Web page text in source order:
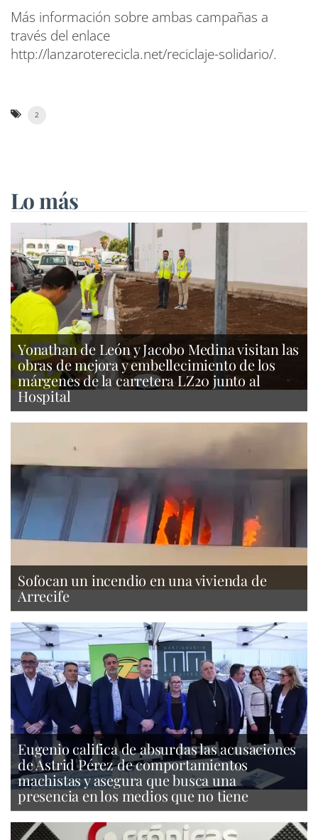
Más información sobre ambas campañas a
través del enlace
http://lanzaroterecicla.net/reciclaje-solidario/.
2
Lo más
Yonathan de León y Jacobo Medina visitan las
obras de mejora y embellecimiento de los
márgenes de la carretera LZ20 junto al
Hospital
Sofocan un incendio en una vivienda de
Arrecife
Eugenio califica de absurdas las acusaciones
de Astrid Pérez de comportamientos
machistas y asegura que busca una
presencia en los medios que no tiene